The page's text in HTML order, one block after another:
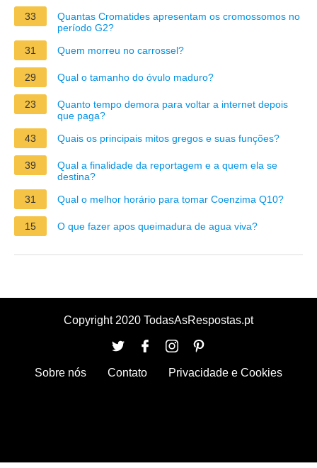
33
Quantas Cromatides apresentam os cromossomos no
período G2?
31
Quem morreu no carrossel?
29 Qual o tamanho do óvulo maduro?
23
Quanto tempo demora para voltar a internet depois
que paga?
43
Quais os principais mitos gregos e suas funções?
39
Qual a finalidade da reportagem e a quem ela se
destina?
31
Qual o melhor horário para tomar Coenzima Q10?
15 O que fazer apos queimadura de agua viva?
Copyright 2020 TodasAsRespostas.pt
Sobre nós Contato Privacidade e Cookies